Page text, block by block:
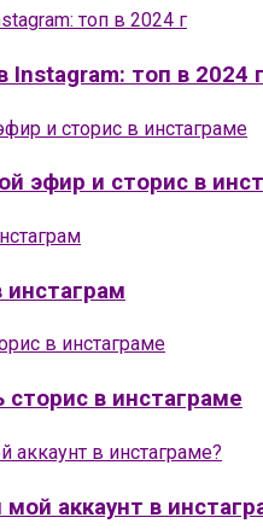
топ в 2024 г
эфир и сторис в
в инстаграме
аккаунт в